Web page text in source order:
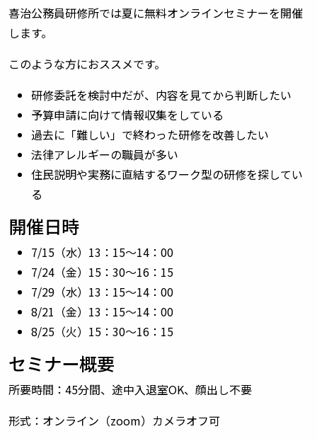
喜治公務員研修所では夏に無料オンラインセミナーを開催
します。
このような方におススメです。
研修委託を検討中だが、内容を見てから判断したい
予算申請に向けて情報収集をしている
過去に「難しい」で終わった研修を改善したい
法律アレルギーの職員が多い
住民説明や実務に直結するワーク型の研修を探してい
る
開催日時
7/15（水）13：15～14：00
7/24（金）15：30～16：15
7/29（水）13：15～14：00
8/21（金）13：15～14：00
8/25（火）15：30～16：15
セミナー概要
所要時間：45分間、途中入退室OK、顔出し不要
形式：オンライン（zoom）カメラオフ可